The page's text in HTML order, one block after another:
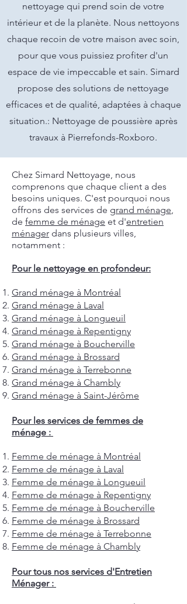
nettoyage qui prend soin de votre
intérieur et de la planète. Nous nettoyons
chaque recoin de votre maison avec soin,
pour que vous puissiez profiter d'un
espace de vie impeccable et sain. Simard
propose des solutions de nettoyage
efficaces et de qualité, adaptées à chaque
situation.: Nettoyage de poussière après
travaux à Pierrefonds-Roxboro.
Chez Simard Nettoyage, nous
comprenons que chaque client a des
besoins uniques. C'est pourquoi nous
offrons des services de grand ménage,
de femme de ménage et d'entretien
ménager dans plusieurs villes,
notamment :
Pour le nettoyage en profondeur:
Grand ménage à Montréal
Grand ménage à Laval
Grand ménage à Longueuil
Grand ménage à Repentigny
Grand ménage à Boucherville
Grand ménage à Brossard
Grand ménage à Terrebonne
Grand ménage à Chambly
Grand ménage à Saint-Jérôme
Pour les services de femmes de
ménage :
Femme de ménage à Montréal
Femme de ménage à Laval
Femme de ménage à Longueuil
Femme de ménage à Repentigny
Femme de ménage à Boucherville
Femme de ménage à Brossard
Femme de ménage à Terrebonne
Femme de ménage à Chambly
Pour tous nos services d'Entretien
Ménager :